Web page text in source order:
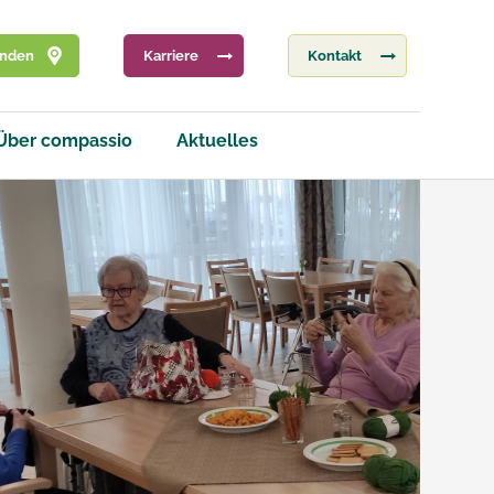
Karriere Kontakt
compassio Aktuelles